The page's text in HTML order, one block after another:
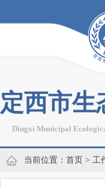
定西市生
Dingxi Municipal
当前位置： 首页 > 工